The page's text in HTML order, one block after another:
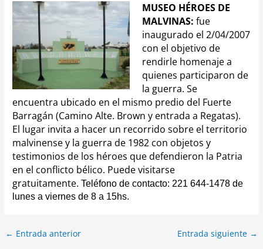
MUSEO HÉROES DE
MALVINAS: fue
inaugurado el 2/04/2007
con el objetivo de
rendirle homenaje a
quienes participaron de
la guerra. Se
encuentra ubicado en el mismo predio del Fuerte
Barragán (Camino Alte. Brown y entrada a Regatas).
El lugar invita a hacer un recorrido sobre el territorio
malvinense y la guerra de 1982 con objetos y
testimonios de los héroes que defendieron la Patria
en el conflicto bélico. Puede visitarse
gratuitamente.Teléfono de contacto: 221 644-1478 de
lunes a viernes de 8 a 15hs.
← Entrada anterior Entrada siguiente →